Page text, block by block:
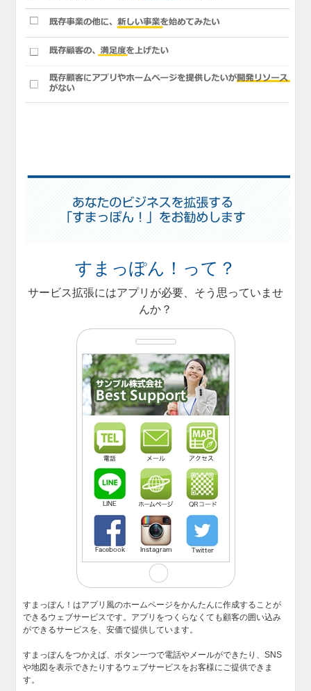
すまっぽん！って？
サービス拡張にはアプリが必要、そう思っていませ
んか？
すまっぽん！はアプリ風のホームページをかんたんに作成することが
できるウェブサービスです。アプリをつくらなくても顧客の囲い込み
ができるサービスを、安価で提供しています。
すまっぽんをつかえば、ボタン一つで電話やメールができたり、SNS
や地図を表示できたりするウェブサービスをお客様にご提供できま
す。